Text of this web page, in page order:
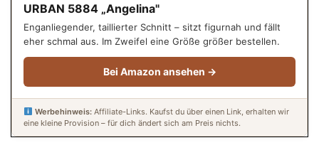
URBAN 5884 „Angelina"
Enganliegender, taillierter Schnitt – sitzt figurnah und fällt
eher schmal aus. Im Zweifel eine Größe größer bestellen.
Bei Amazon ansehen →
Werbehinweis:Affiliate-Links. Kaufst du über einen Link, erhalten wir
eine kleine Provision – für dich ändert sich am Preis nichts.